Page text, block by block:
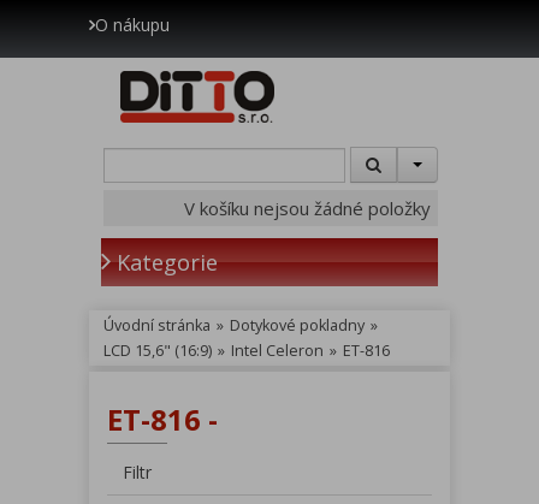
O nákupu
V košíku nejsou žádné položky
Kategorie
Úvodní stránka » Dotykové pokladny »
LCD 15,6" (16:9) » Intel Celeron » ET-816
ET-816 -
Filtr